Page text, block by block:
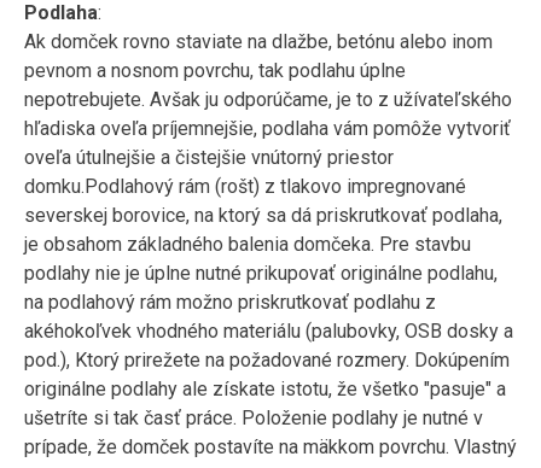
Podlaha:
Ak domček rovno staviate na dlažbe, betónu alebo inom
pevnom a nosnom povrchu, tak podlahu úplne
nepotrebujete. Avšak ju odporúčame, je to z užívateľského
hľadiska oveľa príjemnejšie, podlaha vám pomôže vytvoriť
oveľa útulnejšie a čistejšie vnútorný priestor
domku.Podlahový rám (rošt) z tlakovo impregnované
severskej borovice, na ktorý sa dá priskrutkovať podlaha,
je obsahom základného balenia domčeka. Pre stavbu
podlahy nie je úplne nutné prikupovať originálne podlahu,
na podlahový rám možno priskrutkovať podlahu z
akéhokoľvek vhodného materiálu (palubovky, OSB dosky a
pod.), Ktorý prirežete na požadované rozmery. Dokúpením
originálne podlahy ale získate istotu, že všetko "pasuje" a
ušetríte si tak časť práce. Položenie podlahy je nutné v
prípade, že domček postavíte na mäkkom povrchu. Vlastný